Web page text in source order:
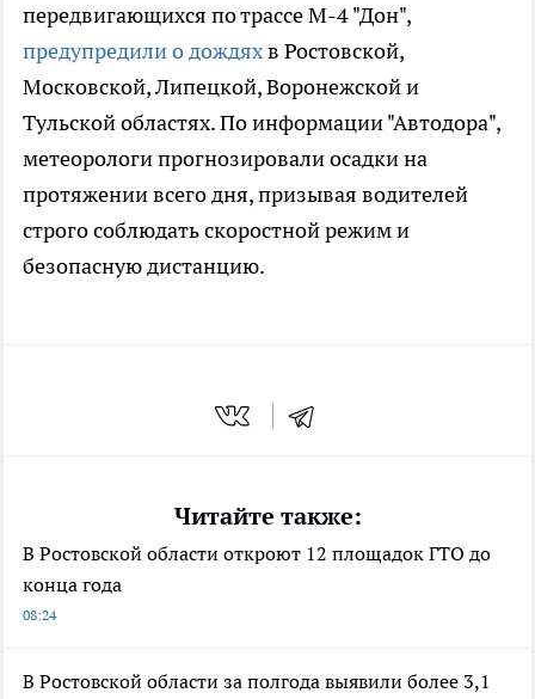
передвигающихся по трассе М-4 "Дон",
предупредили о дождяхв Ростовской,
Московской, Липецкой, Воронежской и
Тульской областях. По информации "Автодора",
метеорологи прогнозировали осадки на
протяжении всего дня, призывая водителей
строго соблюдать скоростной режим и
безопасную дистанцию.
Читайте также:
В Ростовской области откроют 12 площадок ГТО до
конца года
08:24
В Ростовской области за полгода выявили более 3,1